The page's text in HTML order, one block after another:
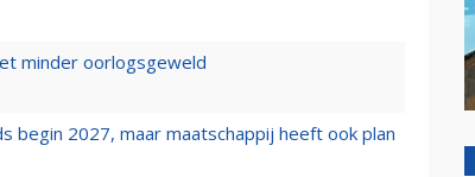
minder oorlogsgeweld
begin 2027, maar maatschappij heeft ook plan